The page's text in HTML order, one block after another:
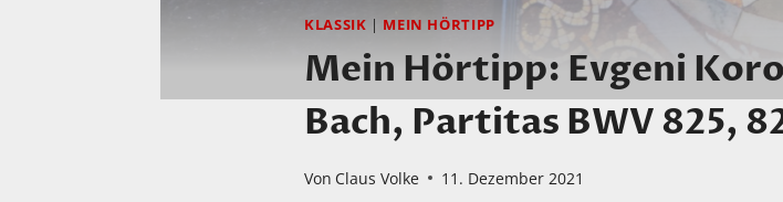
KLASSIK | MEIN HÖRTIPP
Mein Hörtipp: Evgeni
Bach, Partitas BWV 825,
Von Claus Volke 11. Dezember 2021